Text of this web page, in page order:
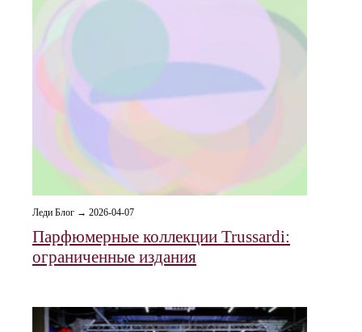
Леди Блог → 2026-04-07
Парфюмерные коллекции Trussardi:
ограниченные издания